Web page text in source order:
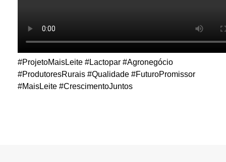
#ProjetoMaisLeite #Lactopar #Agronegócio
#ProdutoresRurais #Qualidade #FuturoPromissor
#MaisLeite #CrescimentoJuntos